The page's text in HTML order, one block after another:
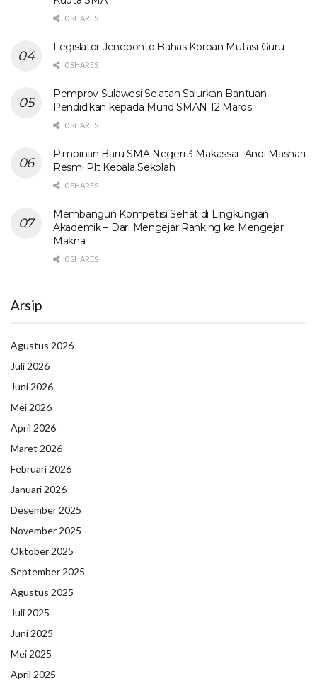
0 SHARES
Legislator Jeneponto Bahas Korban Mutasi Guru
0 SHARES
Pemprov Sulawesi Selatan Salurkan Bantuan
Pendidikan kepada Murid SMAN 12 Maros
0 SHARES
Pimpinan Baru SMA Negeri 3 Makassar: Andi Mashari
Resmi Plt Kepala Sekolah
0 SHARES
Membangun Kompetisi Sehat di Lingkungan
Akademik – Dari Mengejar Ranking ke Mengejar
Makna
0 SHARES
Arsip
Agustus 2026
Juli 2026
Juni 2026
Mei 2026
April 2026
Maret 2026
Februari 2026
Januari 2026
Desember 2025
November 2025
Oktober 2025
September 2025
Agustus 2025
Juli 2025
Juni 2025
Mei 2025
April 2025